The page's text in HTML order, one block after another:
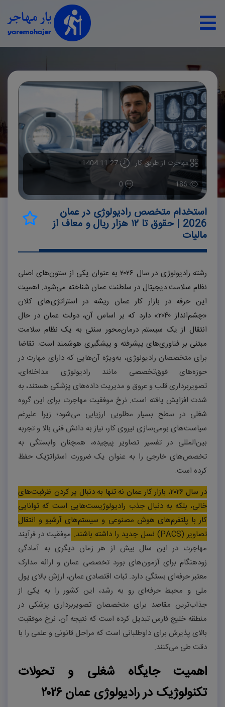
مهاجرت از طریق کار
1404-11-27
186
0
استخدام متخصص رادیولوژی در عمان
2026 | حقوق تا ۱۲ هزار ریال و معاف از
مالیات
رشته رادیولوژی در سال ۲۰۲۶به عنوان یکی از ستون‌های اصلی
نظام سلامت دیجیتال در سلطنت عمان شناخته می‌شود. اهمیت
این حرفه در بازار کار عمان ریشه در استراتژی‌های کلان
«چشم‌انداز ۲۰۴۰»
دارد که بر اساس آن، دولت عمان در حال
انتقال از یک سیستم درمان‌محور سنتی به یک نظام سلامت
مبتنی بر فناوری‌های پیشرفته و پیشگیری هوشمند است. تقاضا
برای متخصصان رادیولوژی، به‌ویژه آن‌هایی که دارای مهارت در
حوزه‌های فوق‌تخصصی مانند رادیولوژی مداخله‌ای،
تصویربرداری قلب و عروق و مدیریت داده‌های پزشکی هستند، به
شدت افزایش یافته است. نرخ موفقیت مهاجرت برای این گروه
شغلی در سطح بسیار مطلوبی ارزیابی می‌شود؛ زیرا علیرغم
سیاست‌های بومی‌سازی نیروی کار، نیاز به دانش فنی بالا و تجربه
بین‌المللی در تفسیر تصاویر پیچیده، همچنان وابستگی به
تخصص‌های خارجی را به عنوان یک ضرورت استراتژیک حفظ
کرده است.
در سال ۲۰۲۶، بازار کار عمان نه تنها به دنبال پر کردن ظرفیت‌های
خالی، بلکه به دنبال جذب رادیولوژیست‌هایی است که توانایی
کار با پلتفرم‌های هوش مصنوعی و سیستم‌های آرشیو و انتقال
تصاویر (PACS) نسل جدید را داشته باشند.
موفقیت در فرآیند
مهاجرت در این سال بیش از هر زمان دیگری به آمادگی
زودهنگام برای آزمون‌های بورد تخصصی عمان و ارائه مدارک
معتبر حرفه‌ای بستگی دارد. ثبات اقتصادی عمان، ارزش بالای پول
ملی و محیط حرفه‌ای رو به رشد، این کشور را به یکی از
جذاب‌ترین مقاصد برای متخصصان تصویربرداری پزشکی در
منطقه خلیج فارس تبدیل کرده است که نتیجه آن، نرخ موفقیت
بالای پذیرش برای داوطلبانی است که مراحل قانونی و علمی را با
دقت طی می‌کنند.
اهمیت جایگاه شغلی و تحولات
تکنولوژیک در رادیولوژی عمان۲۰۲۶